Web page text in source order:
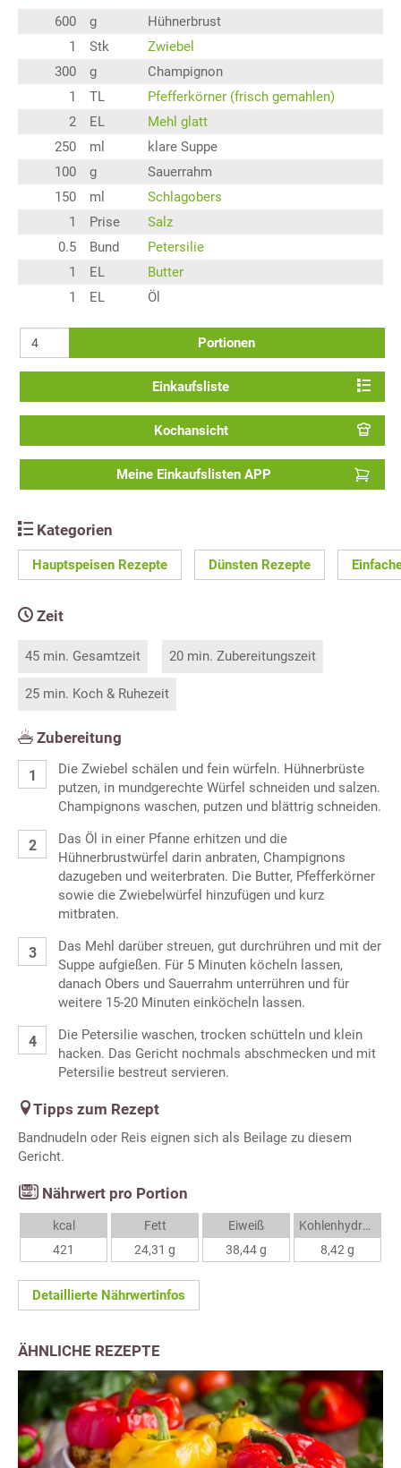
600 g
Hühnerbrust
1
Stk
Zwiebel
300
g
Champignon
1
TL
Pfefferkörner (frisch gemahlen)
2
EL
Mehl glatt
250
ml
klare Suppe
100
g
Sauerrahm
150
ml
Schlagobers
1
Prise
Salz
0.5
Bund
Petersilie
1
EL
Butter
1
EL Öl
Portionen
Einkaufsliste
Kochansicht
Meine Einkaufslisten APP
Kategorien
Hauptspeisen Rezepte Dünsten Rezepte
Zeit
45 min. Gesamtzeit 20 min. Zubereitungszeit
25 min. Koch & Ruhezeit
Zubereitung
Die Zwiebel schälen und fein würfeln. Hühnerbrüste
putzen, in mundgerechte Würfel schneiden und salzen.
Champignons waschen, putzen und blättrig schneiden.
Das Öl in einer Pfanne erhitzen und die
Hühnerbrustwürfel darin anbraten, Champignons
dazugeben und weiterbraten. Die Butter, Pfefferkörner
sowie die Zwiebelwürfel hinzufügen und kurz
mitbraten.
Das Mehl darüber streuen, gut durchrühren und mit der
Suppe aufgießen. Für 5 Minuten köcheln lassen,
danach Obers und Sauerrahm unterrühren und für
weitere 15-20 Minuten einköcheln lassen.
Die Petersilie waschen, trocken schütteln und klein
hacken. Das Gericht nochmals abschmecken und mit
Petersilie bestreut servieren.
Tipps zum Rezept
Bandnudeln oder Reis eignen sich als Beilage zu diesem
Gericht.
Nährwert pro Portion
kcal
421
Fett
24,31 g
Eiweiß
38,44 g
Kohlenhydrate
8,42 g
Detaillierte Nährwertinfos
ÄHNLICHE REZEPTE